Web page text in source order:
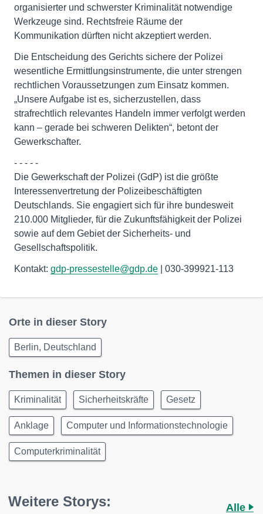
organisierter und schwerster Kriminalität notwendige
Werkzeuge sind. Rechtsfreie Räume der
Kommunikation dürften nicht akzeptiert werden.
Die Entscheidung des Gerichts sichere der Polizei
wesentliche Ermittlungsinstrumente, die unter strengen
rechtlichen Voraussetzungen zum Einsatz kommen.
„Unsere Aufgabe ist es, sicherzustellen, dass
strafrechtlich relevantes Handeln immer verfolgt werden
kann – gerade bei schweren Delikten“, betont der
Gewerkschafter.
- - - - -
Die Gewerkschaft der Polizei (GdP) ist die größte
Interessenvertretung der Polizeibeschäftigten
Deutschlands. Sie engagiert sich für ihre bundesweit
210.000 Mitglieder, für die Zukunftsfähigkeit der Polizei
sowie auf dem Gebiet der Sicherheits- und
Gesellschaftspolitik.
Kontakt: gdp-pressestelle@gdp.de | 030-399921-113
Orte in dieser Story
Berlin, Deutschland
Themen in dieser Story
Kriminalität Sicherheitskräfte Gesetz
Anklage Computer und Informationstechnologie
Computerkriminalität
Weitere Storys:
Alle